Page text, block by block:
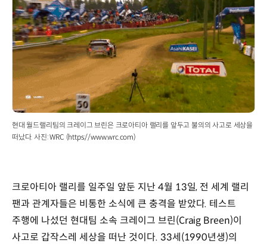
현대 월드랠리팀의 크레이그 브린은 크로아티아 랠리를 앞두고 불의의 사고로 세상을
떠났다. 사진: WRC (https://www.wrc.com)
크로아티아 랠리를 일주일 앞둔 지난 4월 13일, 전 세계 랠리
팬과 관계자들은 비통한 소식에 큰 충격을 받았다. 테스트
주행에 나섰던 현대팀 소속 크레이그 브린(Craig Breen)이
사고로 갑작스레 세상을 떠난 것이다. 33세(1990년생)의